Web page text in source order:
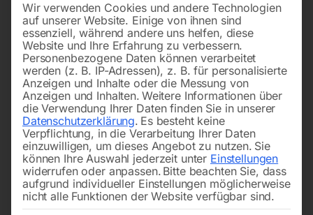
Wir verwenden Cookies und andere Technologien
auf unserer Website. Einige von ihnen sind
essenziell, während andere uns helfen, diese
Website und Ihre Erfahrung zu verbessern.
Personenbezogene Daten können verarbeitet
werden (z. B. IP-Adressen), z. B. für personalisierte
Anzeigen und Inhalte oder die Messung von
Anzeigen und Inhalten. Weitere Informationen über
die Verwendung Ihrer Daten finden Sie in unserer
Datenschutzerklärung. Es besteht keine
Verpflichtung, in die Verarbeitung Ihrer Daten
einzuwilligen, um dieses Angebot zu nutzen. Sie
können Ihre Auswahl jederzeit unter Einstellungen
widerrufen oder anpassen. Bitte beachten Sie, dass
aufgrund individueller Einstellungen möglicherweise
nicht alle Funktionen der Website verfügbar sind.